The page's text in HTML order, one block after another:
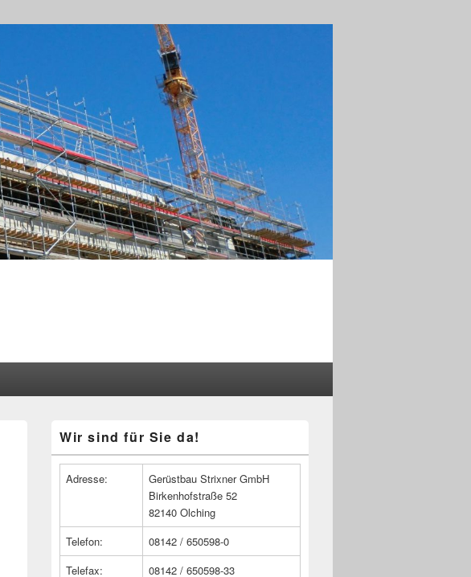
Seitenleisten
Widget-
Wir sind für Sie da!
Adresse:
Gerüstbau Strixner GmbH
Birkenhofstraße 52
82140 Olching
Telefon:
08142 / 650598-0
Telefax:
08142 / 650598-33